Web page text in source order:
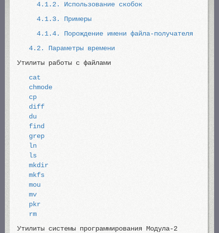
4.1.2. Использование скобок
4.1.3. Примеры
4.1.4. Порождение имени файла-получателя
4.2. Параметры времени
Утилиты работы с файлами
cat
chmode
cp
diff
du
find
grep
ln
ls
mkdir
mkfs
mou
mv
pkr
rm
Утилиты системы программирования Модула-2